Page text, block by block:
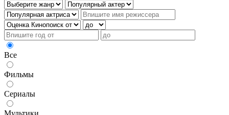
Все
Фильмы
Сериалы